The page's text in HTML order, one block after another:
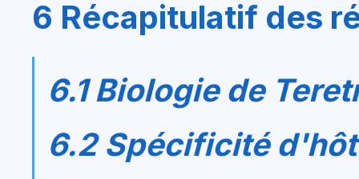
6 Récapitulatif des
6.1 Biologie de
6.2 Spécificité